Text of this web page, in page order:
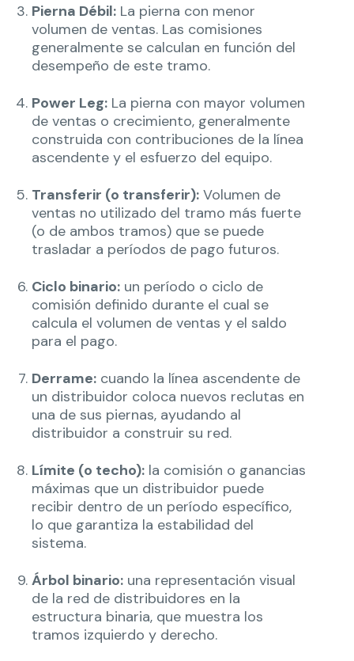
Pierna Débil: La pierna con menor
volumen de ventas. Las comisiones
generalmente se calculan en función del
desempeño de este tramo.
Power Leg: La pierna con mayor volumen
de ventas o crecimiento, generalmente
construida con contribuciones de la línea
ascendente y el esfuerzo del equipo.
Transferir (o transferir): Volumen de
ventas no utilizado del tramo más fuerte
(o de ambos tramos) que se puede
trasladar a períodos de pago futuros.
Ciclo binario: un período o ciclo de
comisión definido durante el cual se
calcula el volumen de ventas y el saldo
para el pago.
Derrame: cuando la línea ascendente de
un distribuidor coloca nuevos reclutas en
una de sus piernas, ayudando al
distribuidor a construir su red.
Límite (o techo): la comisión o ganancias
máximas que un distribuidor puede
recibir dentro de un período específico,
lo que garantiza la estabilidad del
sistema.
Árbol binario: una representación visual
de la red de distribuidores en la
estructura binaria, que muestra los
tramos izquierdo y derecho.